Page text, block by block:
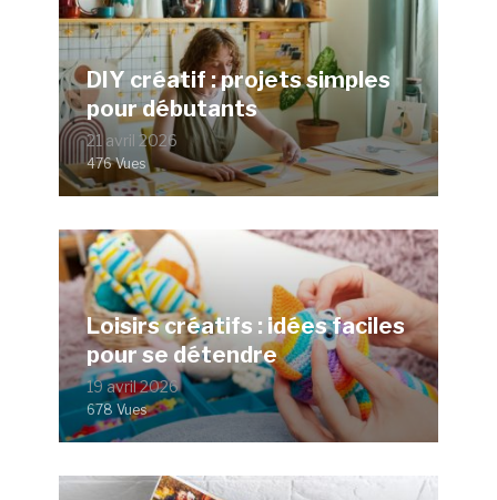
DIY créatif : projets simples
pour débutants
21 avril 2026
476 Vues
Loisirs créatifs : idées faciles
pour se détendre
19 avril 2026
678 Vues